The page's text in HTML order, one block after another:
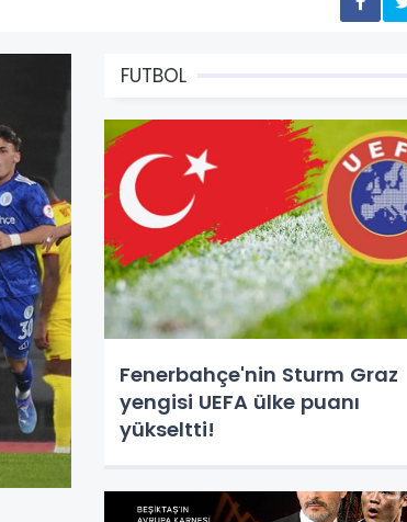
FUTBOL
Fenerbahçe'nin Sturm Graz
yengisi UEFA ülke puanı
yükseltti!